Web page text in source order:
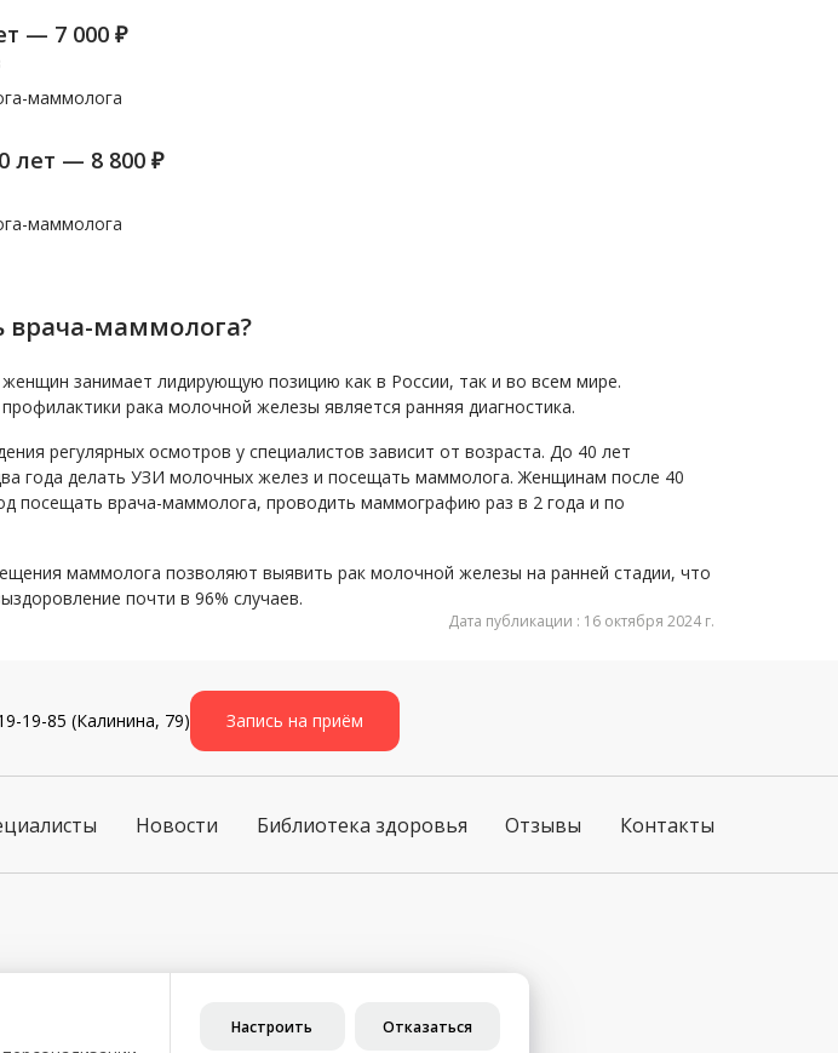
— 7 000 ₽
маммолога
лет — 8 800 ₽
маммолога
врача-маммолога?
занимает лидирующую позицию как в России, так и во всем мире.
рака молочной железы является ранняя диагностика.
регулярных осмотров у специалистов зависит от возраста. До 40 лет
года делать УЗИ молочных желез и посещать маммолога. Женщинам после 40
посещать врача-маммолога, проводить маммографию раз в 2 года и по
маммолога позволяют выявить рак молочной железы на ранней стадии, что
почти в 96% случаев.
Дата публикации : 16 октября 2024 г.
19-85 (Калинина, 79) Запись на приём
Новости Библиотека здоровья Отзывы Контакты
офертой (ст. 435 ГК РФ, ст. 437 ГК РФ)
Настроить Отказаться